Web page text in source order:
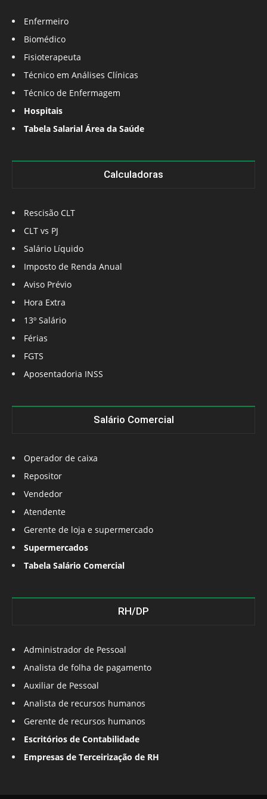
Enfermeiro
Biomédico
Fisioterapeuta
Técnico em Análises Clínicas
Técnico de Enfermagem
Hospitais
Tabela Salarial Área da Saúde
Calculadoras
Rescisão CLT
CLT vs PJ
Salário Líquido
Imposto de Renda Anual
Aviso Prévio
Hora Extra
13º Salário
Férias
FGTS
Aposentadoria INSS
Salário Comercial
Operador de caixa
Repositor
Vendedor
Atendente
Gerente de loja e supermercado
Supermercados
Tabela Salário Comercial
RH/DP
Administrador de Pessoal
Analista de folha de pagamento
Auxiliar de Pessoal
Analista de recursos humanos
Gerente de recursos humanos
Escritórios de Contabilidade
Empresas de Terceirização de RH